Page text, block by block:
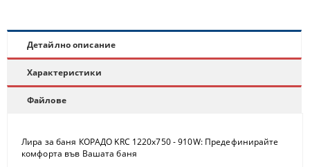
Детайлно описание
Характеристики
Файлове
Лира за баня КОРАДО KRC 1220x750 - 910W: Предефинирайте
комфорта във Вашата баня